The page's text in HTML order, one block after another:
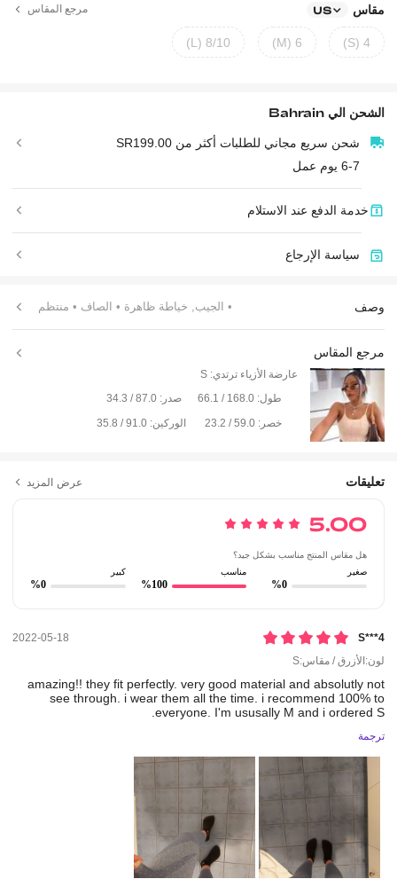
مقاس US مرجع المقاس
4 (S)
6 (M)
8/10 (L)
الشحن اليBahrain
شحن سريع مجاني للطلبات أكثر من SR199.00
6-7 يوم عمل
خدمة الدفع عند الاستلام
سياسة الإرجاع
وصف • الجيب, خياطة ظاهرة • الصاف • منتظم
مرجع المقاس
عارضة الأزياء ترتدي: S
طول: 168.0 / 66.1 صدر: 87.0 / 34.3
خصر: 59.0 / 23.2 الوركين: 91.0 / 35.8
تعليقات عرض المزيد
5.00
هل مقاس المنتج مناسب بشكل جيد؟
صغير
%0
مناسب
%100
كبير
%0
S***4
2022-05-18
لون:الأزرق / مقاس:S
amazing!! they fit perfectly. very good material and absolutly not
see through. i wear them all the time. i recommend 100% to
everyone. I'm ususally M and i ordered S.
ترجمة